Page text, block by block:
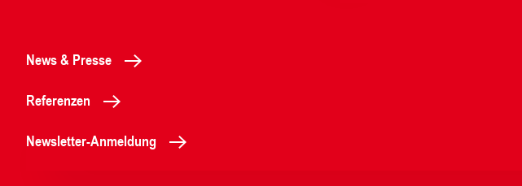
News & Presse
Referenzen
Newsletter-Anmeldung